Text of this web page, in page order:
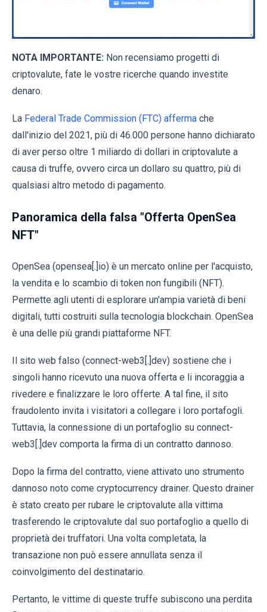
NOTA IMPORTANTE: Non recensiamo progetti di
criptovalute, fate le vostre ricerche quando investite
denaro.
La Federal Trade Commission (FTC) afferma che
dall'inizio del 2021, più di 46.000 persone hanno dichiarato
di aver perso oltre 1 miliardo di dollari in criptovalute a
causa di truffe, ovvero circa un dollaro su quattro, più di
qualsiasi altro metodo di pagamento.
Panoramica della falsa "Offerta OpenSea
NFT"
OpenSea (opensea[.]io) è un mercato online per l'acquisto,
la vendita e lo scambio di token non fungibili (NFT).
Permette agli utenti di esplorare un'ampia varietà di beni
digitali, tutti costruiti sulla tecnologia blockchain. OpenSea
è una delle più grandi piattaforme NFT.
Il sito web falso (connect-web3[.]dev) sostiene che i
singoli hanno ricevuto una nuova offerta e li incoraggia a
rivedere e finalizzare le loro offerte. A tal fine, il sito
fraudolento invita i visitatori a collegare i loro portafogli.
Tuttavia, la connessione di un portafoglio su connect-
web3[.]dev comporta la firma di un contratto dannoso.
Dopo la firma del contratto, viene attivato uno strumento
dannoso noto come cryptocurrency drainer. Questo drainer
è stato creato per rubare le criptovalute alla vittima
trasferendo le criptovalute dal suo portafoglio a quello di
proprietà dei truffatori. Una volta completata, la
transazione non può essere annullata senza il
coinvolgimento del destinatario.
Pertanto, le vittime di queste truffe subiscono una perdita